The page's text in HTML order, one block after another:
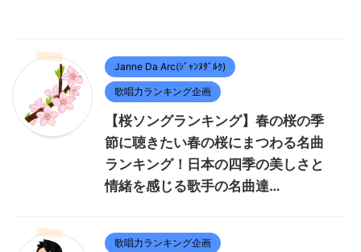
Janne Da Arc(ｼﾞｬﾝﾇﾀﾞﾙｸ)
歌唱力ランキング企画
【桜ソングランキング】春の桜の季
節に聴きたい春の桜にまつわる名曲
ランキング！日本の四季の美しさと
情緒を感じる歌手の名曲達…
歌唱力ランキング企画